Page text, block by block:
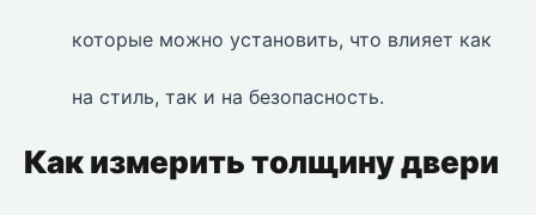
которые можно установить, что влияет как
на стиль, так и на безопасность.
Как измерить толщину двери